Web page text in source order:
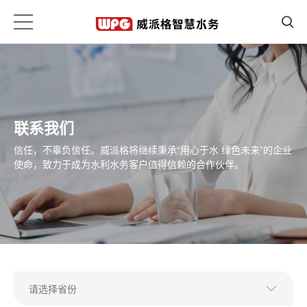
联系我们
信任，不辜负信任。威派格将继续秉承“用心于水 绿色未来”的企业
使命，致力于成为水利水务客户值得信赖的合作伙伴。